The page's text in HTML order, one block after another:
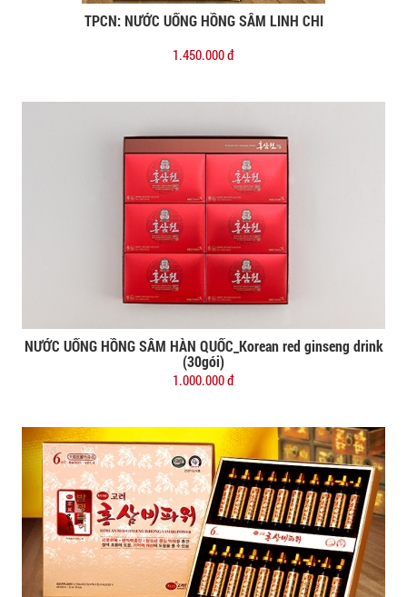
Đặt mua
TPCN: NƯỚC UỐNG HỒNG SÂM LINH CHI
1.450.000 đ
Đặt mua
NƯỚC UỐNG HỒNG SÂM HÀN QUỐC_Korean red ginseng drink
(30gói)
1.000.000 đ